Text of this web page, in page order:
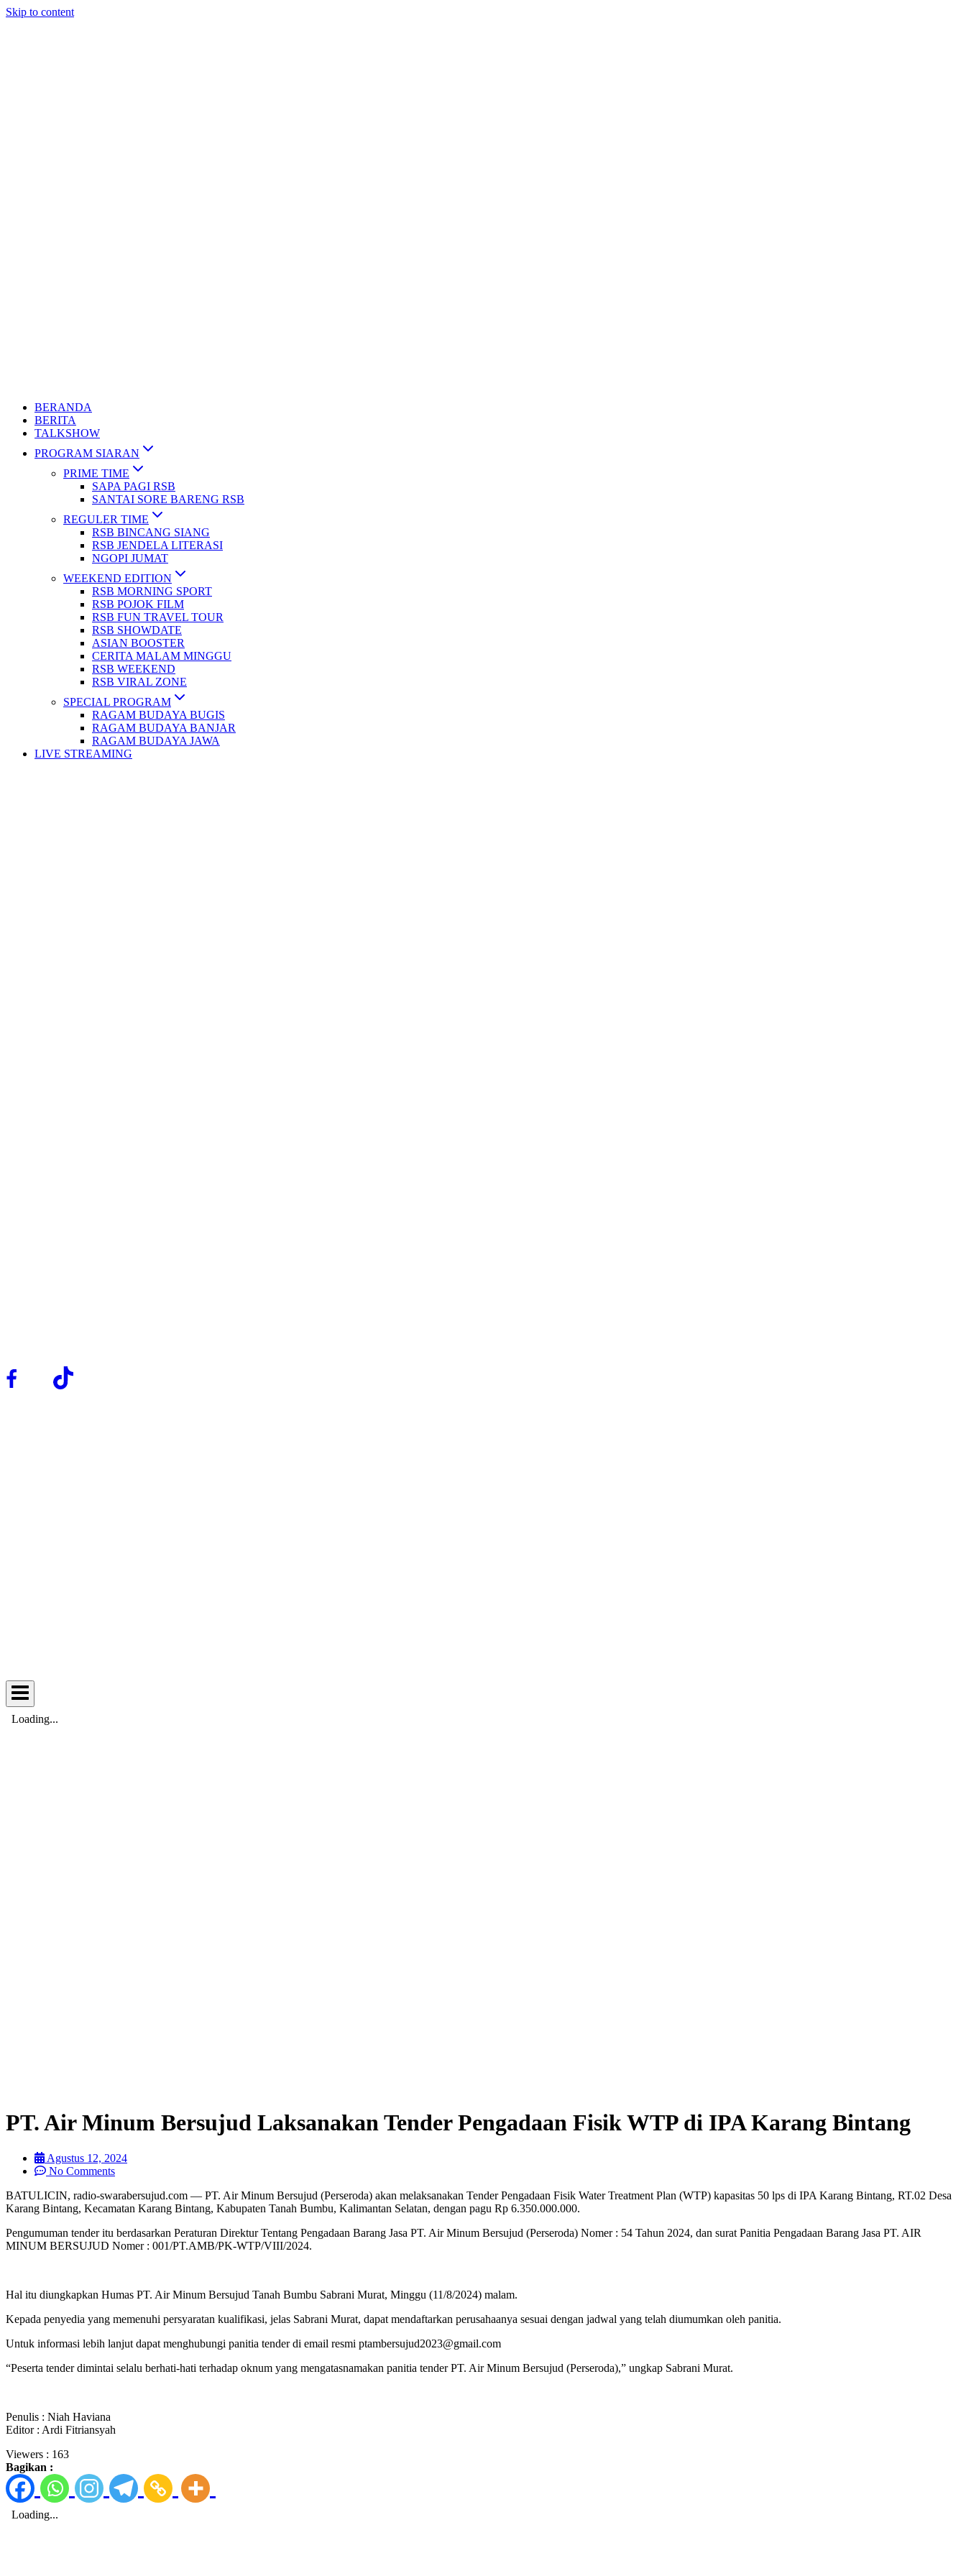
Skip to content
BERANDA
BERITA
TALKSHOW
PROGRAM SIARAN
PRIME TIME
SAPA PAGI RSB
SANTAI SORE BARENG RSB
REGULER TIME
RSB BINCANG SIANG
RSB JENDELA LITERASI
NGOPI JUMAT
WEEKEND EDITION
RSB MORNING SPORT
RSB POJOK FILM
RSB FUN TRAVEL TOUR
RSB SHOWDATE
ASIAN BOOSTER
CERITA MALAM MINGGU
RSB WEEKEND
RSB VIRAL ZONE
SPECIAL PROGRAM
RAGAM BUDAYA BUGIS
RAGAM BUDAYA BANJAR
RAGAM BUDAYA JAWA
LIVE STREAMING
PT. Air Minum Bersujud Laksanakan Tender Pengadaan Fisik WTP di IPA Karang Bintang
Agustus 12, 2024
No Comments
BATULICIN, radio-swarabersujud.com — PT. Air Minum Bersujud (Perseroda) akan melaksanakan Tender Pengadaan Fisik Water Treatment Plan (WTP) kapasitas 50 lps di IPA Karang Bintang, RT.02 Desa
Karang Bintang, Kecamatan Karang Bintang, Kabupaten Tanah Bumbu, Kalimantan Selatan, dengan pagu Rp 6.350.000.000.
Pengumuman tender itu berdasarkan Peraturan Direktur Tentang Pengadaan Barang Jasa PT. Air Minum Bersujud (Perseroda) Nomer : 54 Tahun 2024, dan surat Panitia Pengadaan Barang Jasa PT. AIR
MINUM BERSUJUD Nomer : 001/PT.AMB/PK-WTP/VIII/2024.
Hal itu diungkapkan Humas PT. Air Minum Bersujud Tanah Bumbu Sabrani Murat, Minggu (11/8/2024) malam.
Kepada penyedia yang memenuhi persyaratan kualifikasi, jelas Sabrani Murat, dapat mendaftarkan perusahaanya sesuai dengan jadwal yang telah diumumkan oleh panitia.
Untuk informasi lebih lanjut dapat menghubungi panitia tender di email resmi ptambersujud2023@gmail.com
“Peserta tender dimintai selalu berhati-hati terhadap oknum yang mengatasnamakan panitia tender PT. Air Minum Bersujud (Perseroda),” ungkap Sabrani Murat.
Penulis : Niah Haviana
Editor : Ardi Fitriansyah
Viewers : 163
Bagikan :